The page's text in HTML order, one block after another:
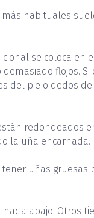
habituales
se coloca en
flojos.
del pie o dedos
redondeados
la uña encarnada.
uñas
abajo. Otros